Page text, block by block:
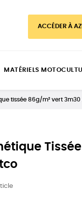
ACCÉDER À
MATÉRIELS
tissée 86g/m² vert 3m30